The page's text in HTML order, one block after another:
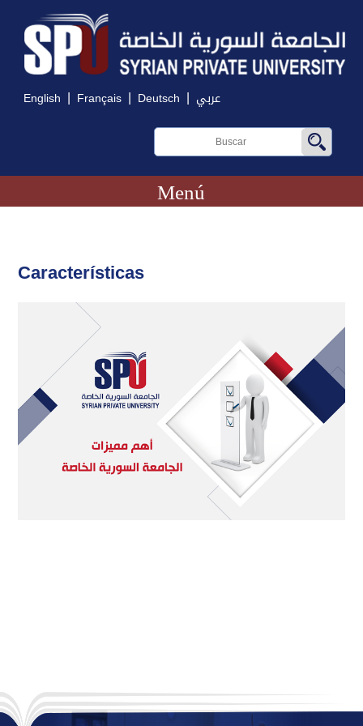
English | Français | Deutsch | عربي
Menú
Características